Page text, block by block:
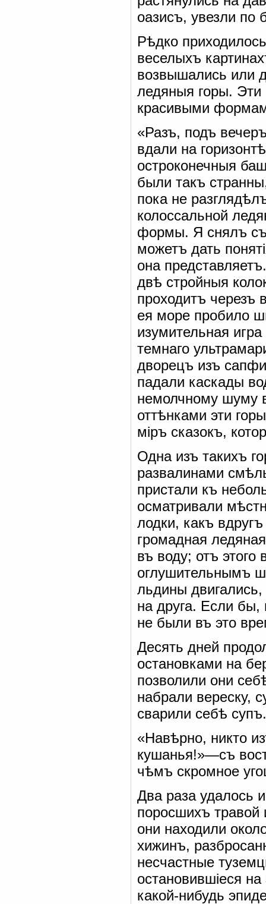
оазисъ, увезли по
Рѣдко
веселыхъ
возвышались или
ледяныя горы. Эти
красивыми
«Разъ, подъ
вдали на
остроконечныя
были такъ
пока не
колоссальной
формы. Я снялъ съ
можетъ дать
она
двѣ стройныя
проходитъ черезъ
ея море пробило
изумительная
темнаго
дворецъ изъ
падали каскады
немолчному шуму
оттѣнками эти
міръ сказокъ,
Одна изъ такихъ
развалинами
пристали къ
осматривали
лодки, какъ
громадная
въ воду; отъ этого
оглушительнымъ
льдины
на друга. Если бы,
не были въ это
Десять дней
остановками на
позволили они
набрали вереску,
сварили себѣ супъ.
«Навѣрно, никто
кушанья!»—съ
чѣмъ скромное
Два раза удалось
поросшихъ
они находили
хижинъ,
несчастные
остановившіеся
какой-нибудь